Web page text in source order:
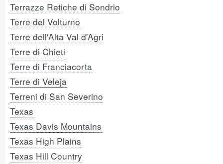
Terrazze Retiche di Sondrio
Terre del Volturno
Terre dell'Alta Val d'Agri
Terre di Chieti
Terre di Franciacorta
Terre di Veleja
Terreni di San Severino
Texas
Texas Davis Mountains
Texas High Plains
Texas Hill Country